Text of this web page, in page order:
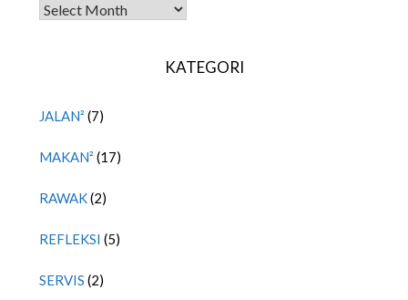
TITIPAN LALU
KATEGORI
JALAN² (7)
MAKAN² (17)
RAWAK(2)
REFLEKSI (5)
SERVIS (2)